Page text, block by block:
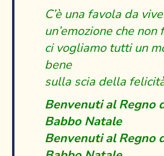
C’è una favola da
un’emozione che non
ci vogliamo tutti un
bene
sulla scia della
Benvenuti al Regno
Babbo Natale
Benvenuti al Regno